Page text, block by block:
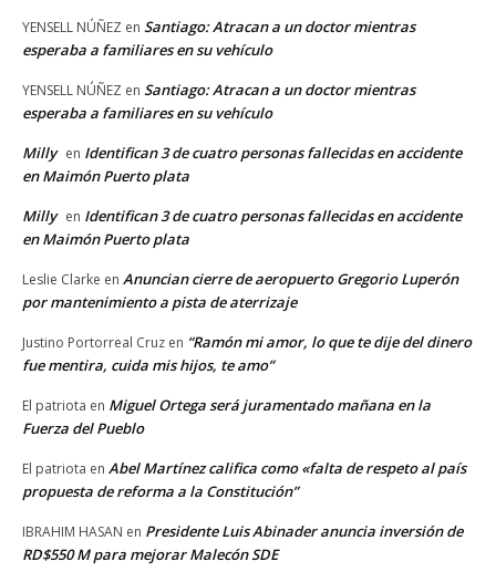
YENSELL NÚÑEZ en Santiago: Atracan a un doctor mientras
esperaba a familiares en su vehículo
YENSELL NÚÑEZ en Santiago: Atracan a un doctor mientras
esperaba a familiares en su vehículo
Milly en Identifican 3 de cuatro personas fallecidas en accidente
en Maimón Puerto plata
Milly en Identifican 3 de cuatro personas fallecidas en accidente
en Maimón Puerto plata
Leslie Clarke en Anuncian cierre de aeropuerto Gregorio Luperón
por mantenimiento a pista de aterrizaje
Justino Portorreal Cruz en “Ramón mi amor, lo que te dije del dinero
fue mentira, cuida mis hijos, te amo”
El patriota en Miguel Ortega será juramentado mañana en la
Fuerza del Pueblo
El patriota en Abel Martínez califica como «falta de respeto al país
propuesta de reforma a la Constitución”
IBRAHIM HASAN en Presidente Luis Abinader anuncia inversión de
RD$550 M para mejorar Malecón SDE